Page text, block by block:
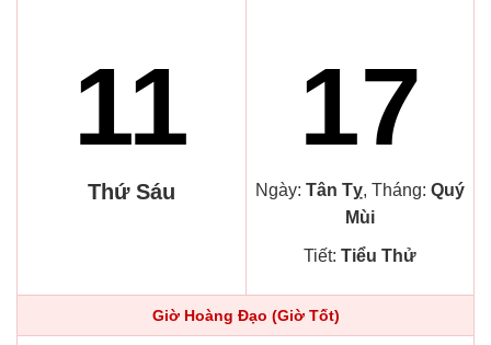
11
Thứ Sáu
17
Ngày: Tân Tỵ, Tháng: Quý
Mùi
Tiết: Tiểu Thử
Giờ Hoàng Đạo (Giờ Tốt)